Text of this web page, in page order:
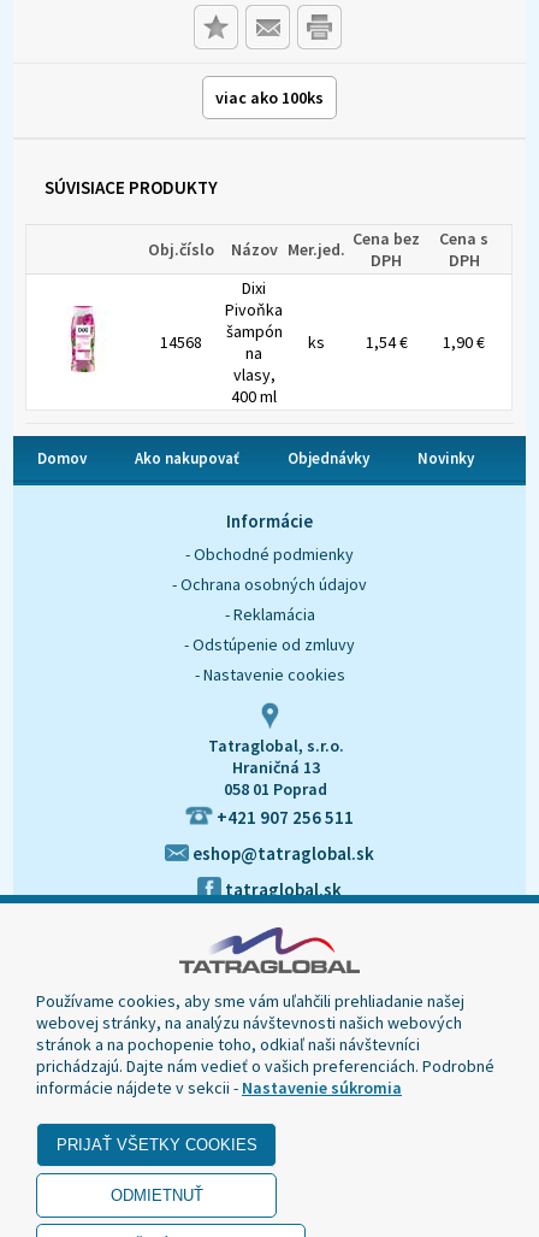
viac ako 100ks
SÚVISIACE PRODUKTY
Obj.číslo Názov Mer.jed. Cena bez
DPH
Cena s
DPH
14568
Dixi
Pivoňka
šampón
na
vlasy,
400 ml
ks 1,54 € 1,90 €
Domov Ako nakupovať Objednávky Novinky
Informácie
- Obchodné podmienky
- Ochrana osobných údajov
- Reklamácia
- Odstúpenie od zmluvy
- Nastavenie cookies
Tatraglobal, s.r.o.
Hraničná 13
058 01 Poprad
+421 907 256 511
eshop@tatraglobal.sk
tatraglobal.sk
© 2020 Tatraglobal, Všetky práva vyhradené.
Dizajn navrhol a naprogramoval Elall, spol. s r. o. -
Používame cookies, aby sme vám uľahčili prehliadanie našej
webovej stránky, na analýzu návštevnosti našich webových
stránok a na pochopenie toho, odkiaľ naši návštevníci
prichádzajú. Dajte nám vedieť o vašich preferenciách. Podrobné
informácie nájdete v sekcii - Nastavenie súkromia